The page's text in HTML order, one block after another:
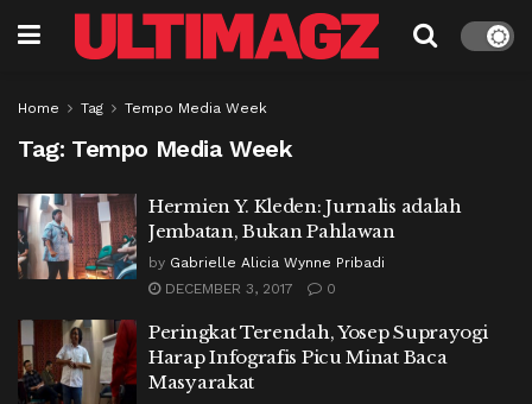
Home Tag Tempo Media Week
Tag: Tempo Media Week
Hermien Y. Kleden: Jurnalis adalah
Jembatan, Bukan Pahlawan
by Gabrielle Alicia Wynne Pribadi
DECEMBER 3, 2017
0
Peringkat Terendah, Yosep Suprayogi
Harap Infografis Picu Minat Baca
Masyarakat